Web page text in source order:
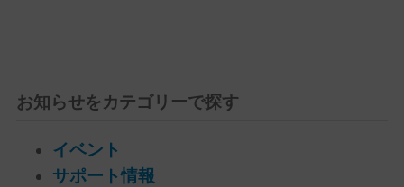
お知らせをカテゴリーで探す
イベント
サポート情報